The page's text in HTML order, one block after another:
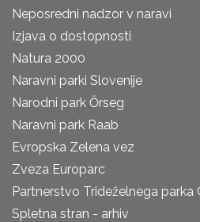
Neposredni nadzor v naravi
Izjava o dostopnosti
Natura 2000
Naravni parki Slovenije
Narodni park Őrseg
Naravni park Raab
Evropska Zelena vez
Zveza Europarc
Partnerstvo Trideželnega parka
Spletna stran - arhiv